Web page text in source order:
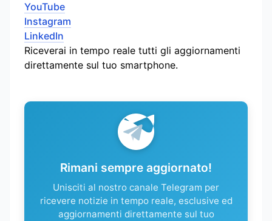
YouTube
Instagram
LinkedIn
Riceverai in tempo reale tutti gli aggiornamenti
direttamente sul tuo smartphone.
Rimani sempre aggiornato!
Unisciti al nostro canale Telegram per
ricevere notizie in tempo reale, esclusive ed
aggiornamenti direttamente sul tuo